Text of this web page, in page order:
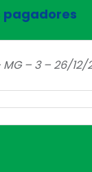
pagadores
– 3 – 26/